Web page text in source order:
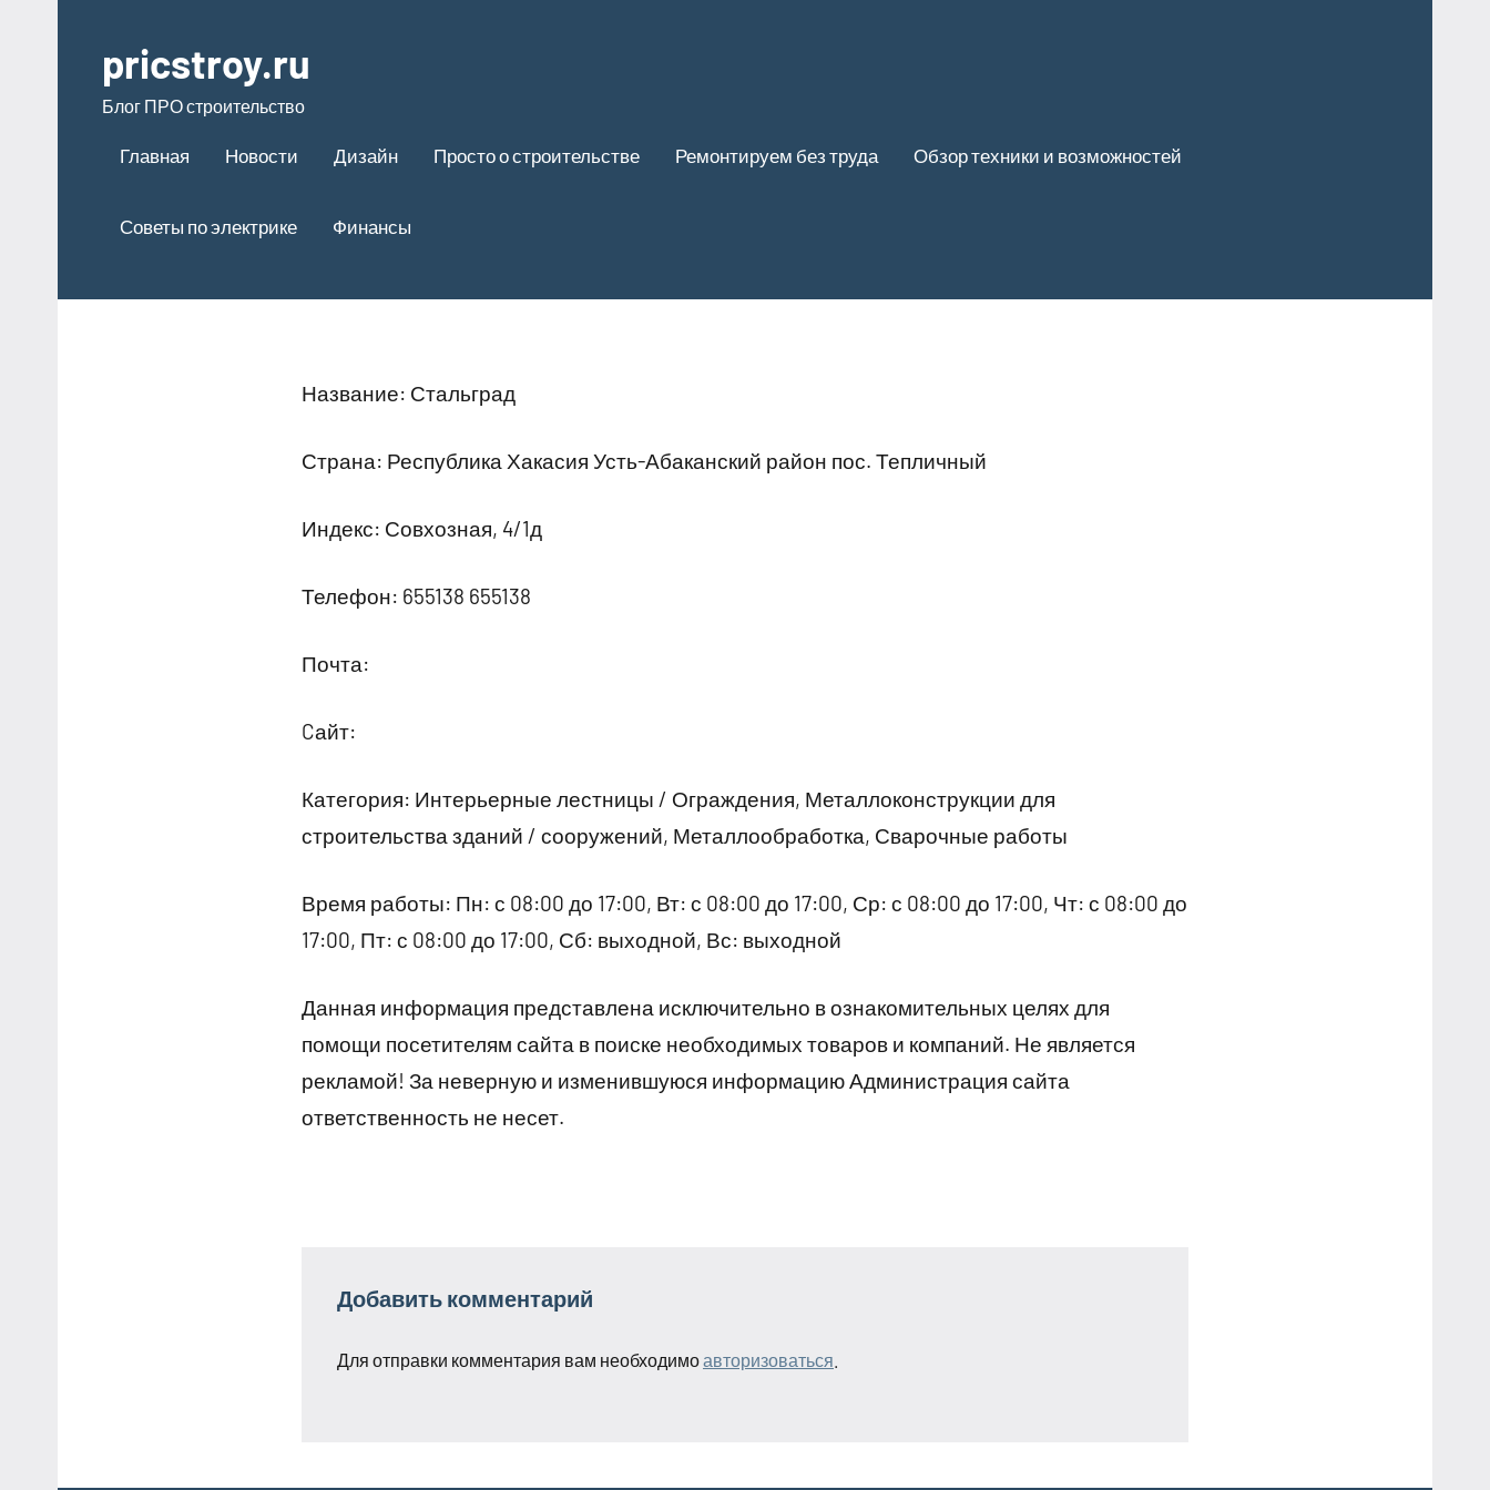
содержимому
pricstroy.ru
Блог ПРО строительство
Главная Новости Дизайн Просто о строительстве Ремонтируем без труда Обзор техники и возможностей
Советы по электрике Финансы
Название: Стальград
Страна: Республика Хакасия Усть-Абаканский район пос. Тепличный
Индекс: Совхозная, 4/1д
Телефон: 655138 655138
Почта:
Cайт:
Категория: Интерьерные лестницы / Ограждения, Металлоконструкции для
строительства зданий / сооружений, Металлообработка, Сварочные работы
Время работы: Пн: с 08:00 до 17:00, Вт: с 08:00 до 17:00, Ср: с 08:00 до 17:00, Чт: с 08:00 до
17:00, Пт: с 08:00 до 17:00, Сб: выходной, Вс: выходной
Данная информация представлена исключительно в ознакомительных целях для
помощи посетителям сайта в поиске необходимых товаров и компаний. Не является
рекламой! За неверную и изменившуюся информацию Администрация сайта
ответственность не несет.
Добавить комментарий
Для отправки комментария вам необходимоавторизоваться